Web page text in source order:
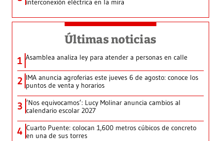
interconexión eléctrica en la mira
Últimas noticias
1 Asamblea analiza ley para atender a personas en calle
2 IMA anuncia agroferias este jueves 6 de agosto: conoce los
puntos de venta y horarios
3 ‘Nos equivocamos’: Lucy Molinar anuncia cambios al
calendario escolar 2027
4 Cuarto Puente: colocan 1,600 metros cúbicos de concreto
en una de sus torres